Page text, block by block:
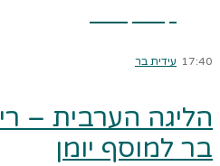
17:40 עידית בר
הליגה הערבית –
בר למוסף יומן